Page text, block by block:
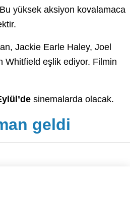
yüksek aksiyon kovalamaca
Jackie Earle Haley, Joel
Whitfield eşlik ediyor. Filmin
sinemalarda olacak.
geldi